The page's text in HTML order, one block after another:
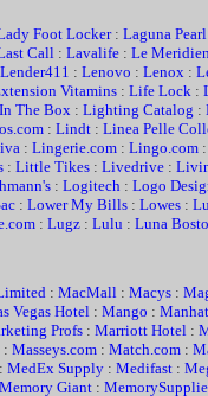
Foot Locker: Laguna Pearl
Call : Lavalife : Le
Lender411 : Lenovo : Lenox :
Vitamins : Life Lock :
The Box : Lighting Catalog :
: Lindt : Linea Pelle
: Lingerie.com : Lingo.com :
: Little Tikes : Livedrive :
: Logitech : Logo
: Lower My Bills : Lowes :
: Lugz : Lulu : Luna
: MacMall : Macys :
Vegas Hotel : Mango :
Profs : Marriott Hotel :
: Masseys.com : Match.com :
: MedEx Supply : Medifast :
Memory Giant :